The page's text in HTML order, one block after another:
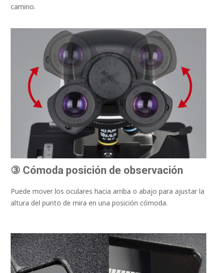
camino.
③ Cómoda posición de observación
Puede mover los oculares hacia arriba o abajo para ajustar la
altura del punto de mira en una posición cómoda.